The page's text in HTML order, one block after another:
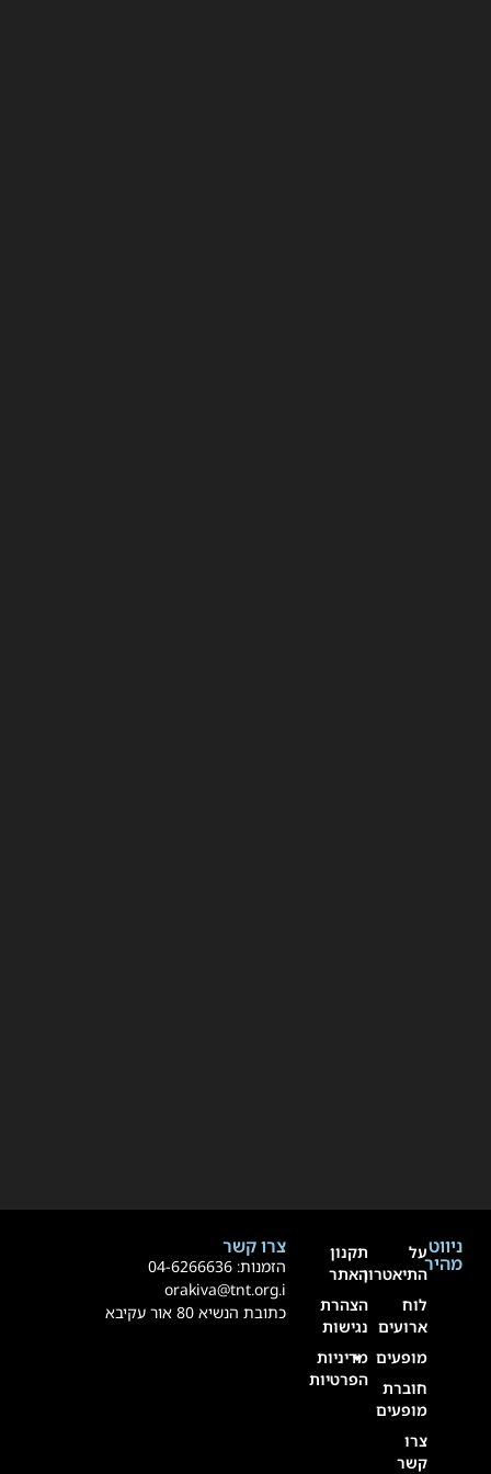
ניווט
מהירעל
התיאטרון
ארועים
מופעים
חוברת
מופעים
קשר
תקנון
האתר
הצהרת
נגישות
מדיניות
הפרטיות
צרו קשר
הזמנות: 04-6266636
orakiva@tnt.org.i
כתובת הנשיא 80 אור עקיבא